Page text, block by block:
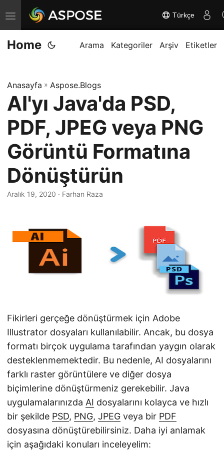
G
e
z
m
e
i
d
e
ğ
i
ş
r
Türkçe
Home Arama Kategoriler Arşiv Etiketler
Anasayfa » Aspose.Blogs
AI'yı Java'da PSD,
PDF, JPEG veya PNG
Görüntü Formatına
Dönüştürün
Aralık 19, 2020 · Farhan Raza
Fikirleri gerçeğe dönüştürmek için Adobe
Illustrator dosyaları kullanılabilir. Ancak, bu dosya
formatı birçok uygulama tarafından yaygın olarak
desteklenmemektedir. Bu nedenle, AI dosyalarını
farklı raster görüntülere ve diğer dosya
biçimlerine dönüştürmeniz gerekebilir. Java
uygulamalarınızda AI dosyalarını kolayca ve hızlı
bir şekilde PSD, PNG, JPEG veya bir PDF
dosyasına dönüştürebilirsiniz. Daha iyi anlamak
için aşağıdaki konuları inceleyelim: